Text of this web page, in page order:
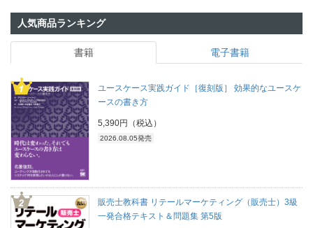
人気商品ランキング
書籍 電子書籍
ユースケース実践ガイド［復刻版］ 効果的なユースケ
ースの書き方
5,390円（税込）
2026.08.05発売
販売士教科書 リテールマーケティング（販売士）3級
一発合格テキスト＆問題集 第5版